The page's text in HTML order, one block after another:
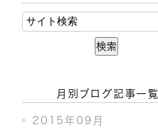
月別ブログ記事一覧
2015年09月